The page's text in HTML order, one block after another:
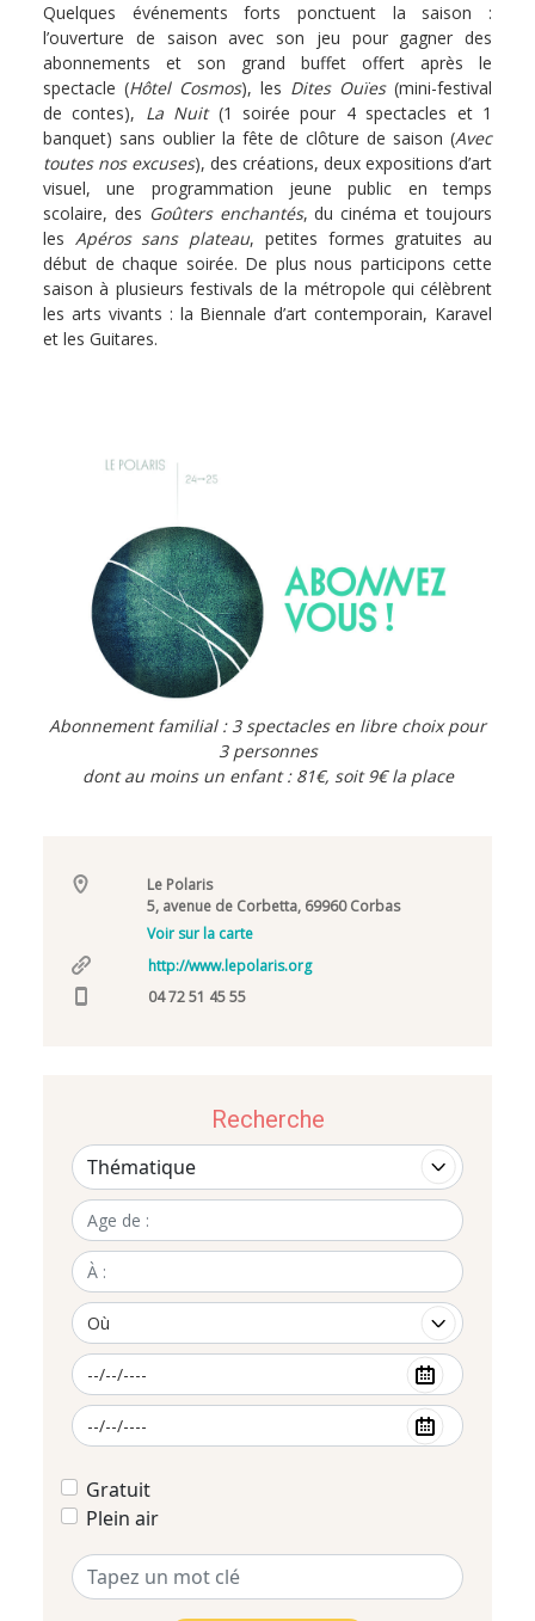
Quelques événements forts ponctuent la saison :
l’ouverture de saison avec son jeu pour gagner des
abonnements et son grand buffet offert après le
spectacle (Hôtel Cosmos), les Dites Ouïes(mini-festival
de contes), La Nuit(1 soirée pour 4 spectacles et 1
banquet) sans oublier la fête de clôture de saison (Avec
toutes nos excuses), des créations, deux expositions d’art
visuel, une programmation jeune public en temps
scolaire, des Goûters enchantés, du cinéma et toujours
les Apéros sans plateau, petites formes gratuites au
début de chaque soirée. De plus nous participons cette
saison à plusieurs festivals de la métropole qui célèbrent
les arts vivants : la Biennale d’art contemporain, Karavel
et les Guitares.
Abonnement familial : 3 spectacles en libre choix pour
3 personnes
dont au moins un enfant : 81€, soit 9€ la place
Le Polaris
5, avenue de Corbetta, 69960 Corbas
Voir sur la carte
http://www.lepolaris.org
04 72 51 45 55
Recherche
Gratuit
Plein air